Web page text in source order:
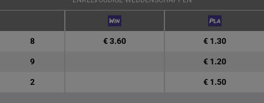
8 € 3.60 € 1.30
9 € 1.20
2 € 1.50